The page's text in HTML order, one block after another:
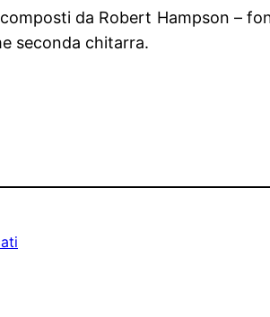
da Robert Hampson –
seconda chitarra.